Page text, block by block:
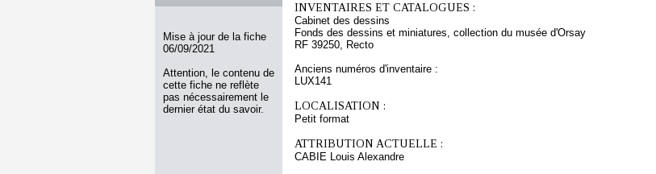
Mise à jour de la fiche
06/09/2021
Attention, le contenu de
cette fiche ne reflète
pas nécessairement le
dernier état du savoir.
INVENTAIRES ET CATALOGUES :
Cabinet des dessins
Fonds des dessins et miniatures, collection du musée d'Orsay
RF 39250, Recto
Anciens numéros d'inventaire :
LUX141
LOCALISATION :
Petit format
ATTRIBUTION ACTUELLE :
CABIE Louis Alexandre